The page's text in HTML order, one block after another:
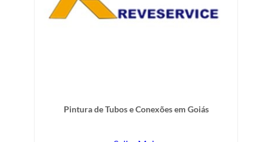
Pintura de Tubos e Conexões em Goiás